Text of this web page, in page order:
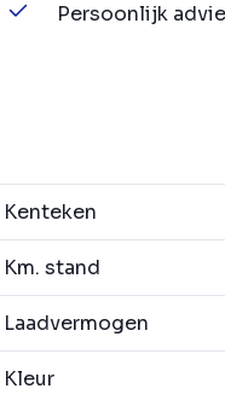
Persoonlijk
Kenteken
Km. stand
Laadvermogen
Kleur